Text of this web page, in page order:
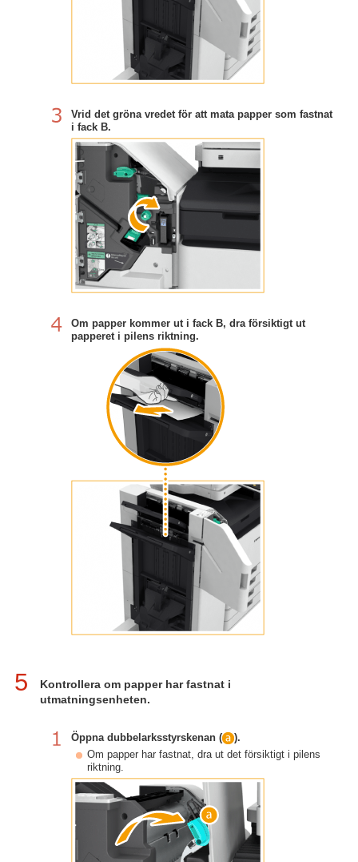
Vrid det gröna vredet för att mata papper som fastnat
i fack B.
Om papper kommer ut i fack B, dra försiktigt ut
papperet i pilens riktning.
5
Kontrollera om papper har fastnat i
utmatningsenheten.
Öppna dubbelarksstyrskenan (
).
Om papper har fastnat, dra ut det försiktigt i pilens
riktning.